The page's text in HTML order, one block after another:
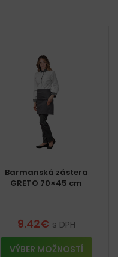
Barmanská zástera
GRETO 70×45 cm
9.42€ s DPH
VÝBER MOŽNOSTÍ